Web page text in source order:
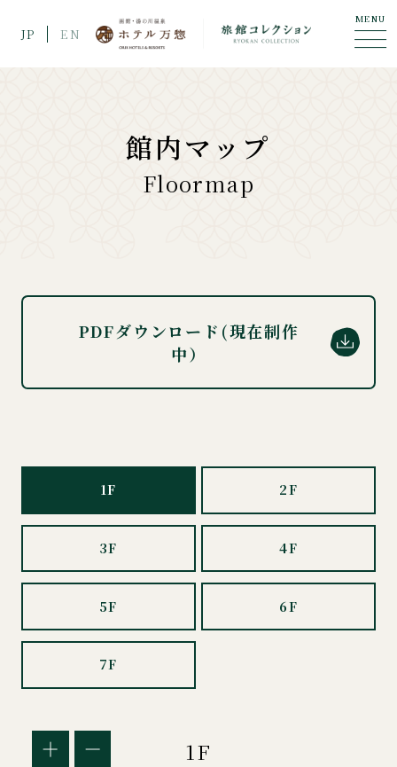
JP EN
MENU
館内マップ
Floormap
PDFダウンロード(現在制作
中）
1F 2F
3F 4F
5F 6F
7F
1F